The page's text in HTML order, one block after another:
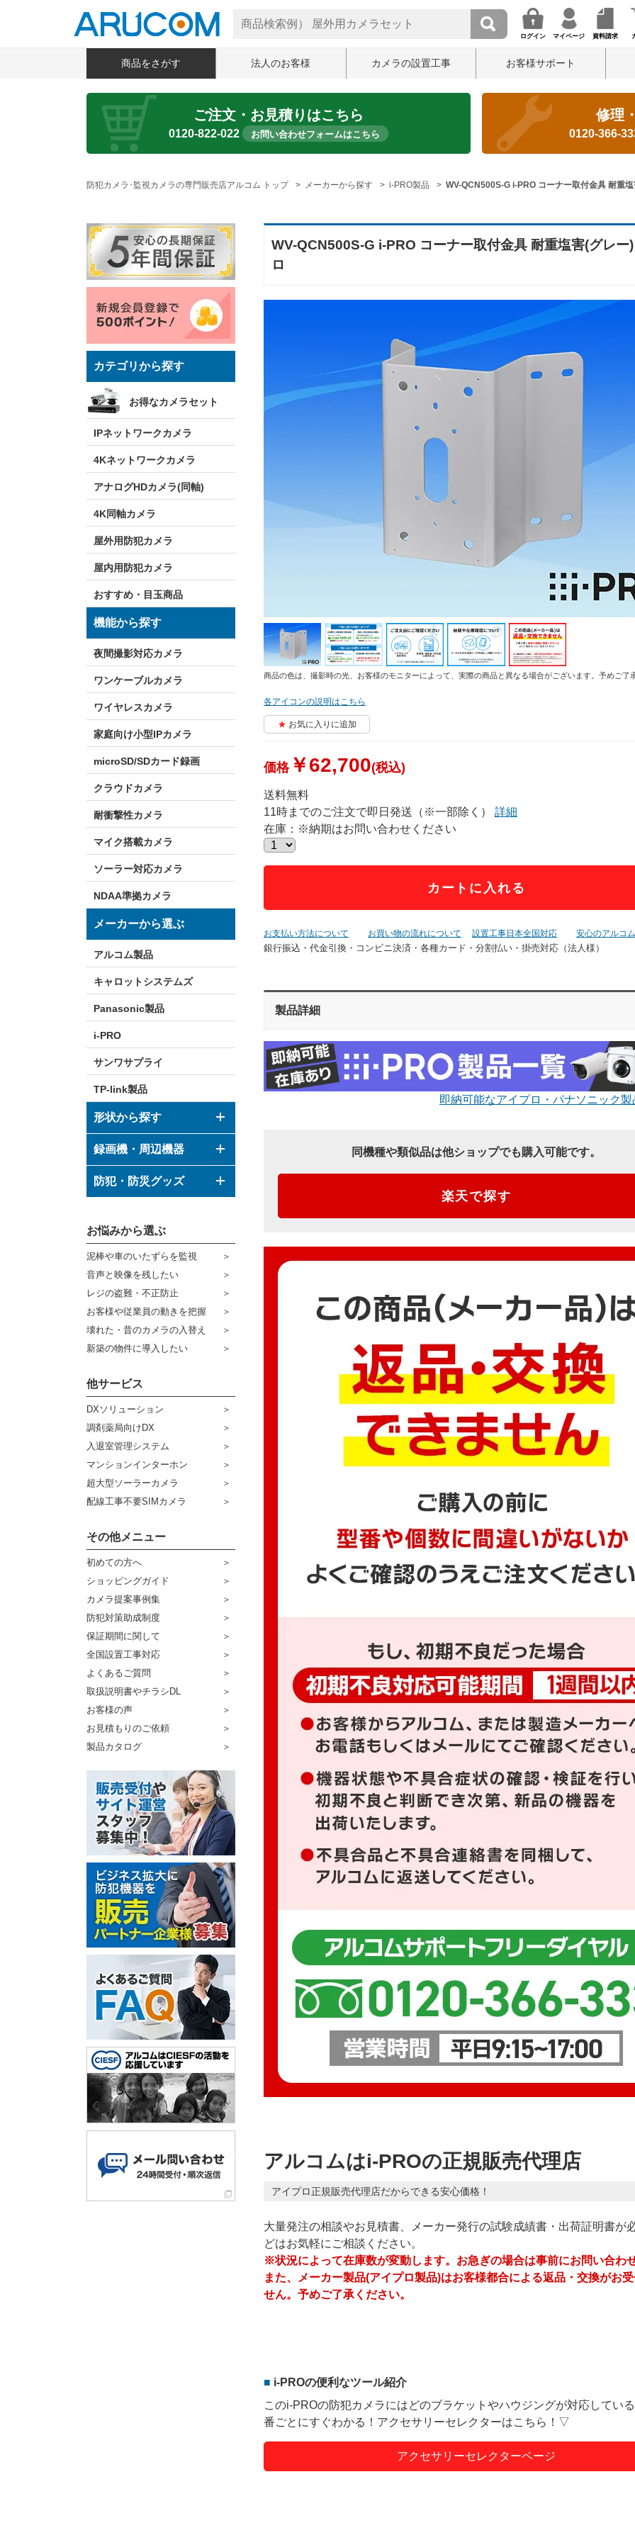
ログイン マイページ 資料請求
商品をさがす 法人のお客様 カメラの設置工事 お客様サポート
ご注文・お見積りはこちら
0120-822-022 お問い合わせフォームはこちら
修理
0120-366-
防犯カメラ･監視カメラの専門販売店アルコム トップ メーカーから探す i-PRO製品 WV-QCN500S-G i-PRO コーナー取付金具 耐重
カテゴリから探す
お得なカメラセット
IPネットワークカメラ
4Kネットワークカメラ
アナログHDカメラ(同軸)
4K同軸カメラ
屋外用防犯カメラ
屋内用防犯カメラ
おすすめ・目玉商品
機能から探す
夜間撮影対応カメラ
ワンケーブルカメラ
ワイヤレスカメラ
家庭向け小型IPカメラ
microSD/SDカード録画
クラウドカメラ
耐衝撃性カメラ
マイク搭載カメラ
ソーラー対応カメラ
NDAA準拠カメラ
メーカーから選ぶ
アルコム製品
キャロットシステムズ
Panasonic製品
i-PRO
サンワサプライ
TP-link製品
形状から探す
ドーム型カメラ
ボックス型カメラ
その他形状のカメラ
録画機・周辺機器
デジタルレコーダー
ハウジング
ブラケット
ケーブル
コネクター
その他周辺機器
防犯・防災グッズ
防災グッズ
センサーライト・アラーム
防犯ステッカー
宅配ボックス
販売終了商品
お悩みから選ぶ
泥棒や車のいたずらを監視
音声と映像を残したい
レジの盗難・不正防止
お客様や従業員の動きを把握
壊れた・昔のカメラの入替え
新築の物件に導入したい
他サービス
DXソリューション
調剤薬局向けDX
入退室管理システム
マンションインターホン
超大型ソーラーカメラ
配線工事不要SIMカメラ
その他メニュー
初めての方へ
ショッピングガイド
カメラ提案事例集
防犯対策助成制度
保証期間に関して
全国設置工事対応
よくあるご質問
取扱説明書やチラシDL
お客様の声
お見積もりのご依頼
製品カタログ
WV-QCN500S-G i-PRO コーナー取付金具 耐重塩害(グレー
ロ
商品の色は、撮影時の光、お客様のモニターによって、実際の商品と異なる場合がございます。予めご了
各アイコンの説明はこちら
お気に入りに追加
価格￥62,700(税込)
送料無料
11時までのご注文で即日発送（※一部除く） 詳細
在庫：※納期はお問い合わせください
カートに入れる
お支払い方法について お買い物の流れについて 設置工事日本全国対応 安心のアルコ
銀行振込・代金引換・コンビニ決済・ 各種カード・分割払い・掛売対応（法人様）
製品詳細
即納可能なアイプロ・パナソニック製
同機種や類似品は他ショップでも購入可能です。
楽天で探す
アルコムはi-PROの正規販売代理店
アイプロ正規販売代理店だからできる安心価格！
大量発注の相談やお見積書、メーカー発行の試験成績書・出荷証明書が
どはお気軽にご相談ください。
※状況によって在庫数が変動します。お急ぎの場合は事前にお問い合わせ
また、メーカー製品(アイプロ製品)はお客様都合による返品・交換がお受
せん。予めご了承ください。
i-PROの便利なツール紹介
このi-PROの防犯カメラにはどのブラケットやハウジングが対応してい
番ごとにすぐわかる！アクセサリーセレクターはこちら！▽
アクセサリーセレクターページ